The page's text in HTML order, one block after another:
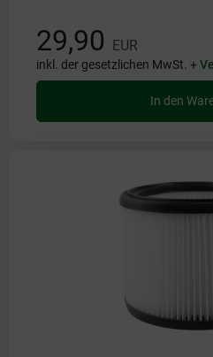
29,90 EUR
inkl. der gesetzlichen MwSt. +
In den